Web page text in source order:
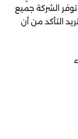
الشركة جميع
التأكد من أن